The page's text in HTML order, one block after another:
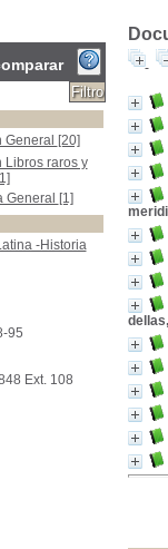
General [20]
raros y curiosos
Libros raros y
General [1]
-Historia
-Historia
-Colecciones de Escritos
de Escritos
-Condiciones
-
económicas
-Política y Gobierno
95
Ext. 108